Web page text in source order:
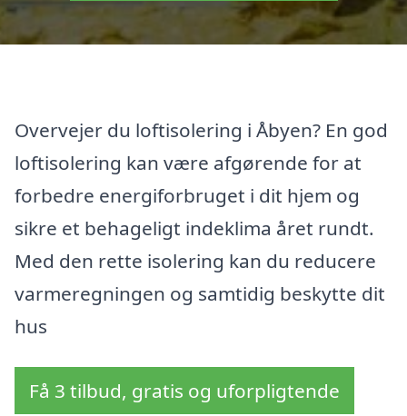
Overvejer du loftisolering i Åbyen? En god
loftisolering kan være afgørende for at
forbedre energiforbruget i dit hjem og
sikre et behageligt indeklima året rundt.
Med den rette isolering kan du reducere
varmeregningen og samtidig beskytte dit
hus
Få 3 tilbud, gratis og uforpligtende